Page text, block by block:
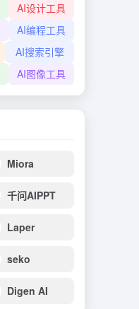
AI设计工具
AI编程工具
AI搜索引擎
AI图像工具
Miora
千问AIPPT
Laper
seko
Digen AI